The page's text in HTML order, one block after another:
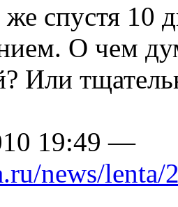
спустя 10
О чем
Или
19:49 —
news/